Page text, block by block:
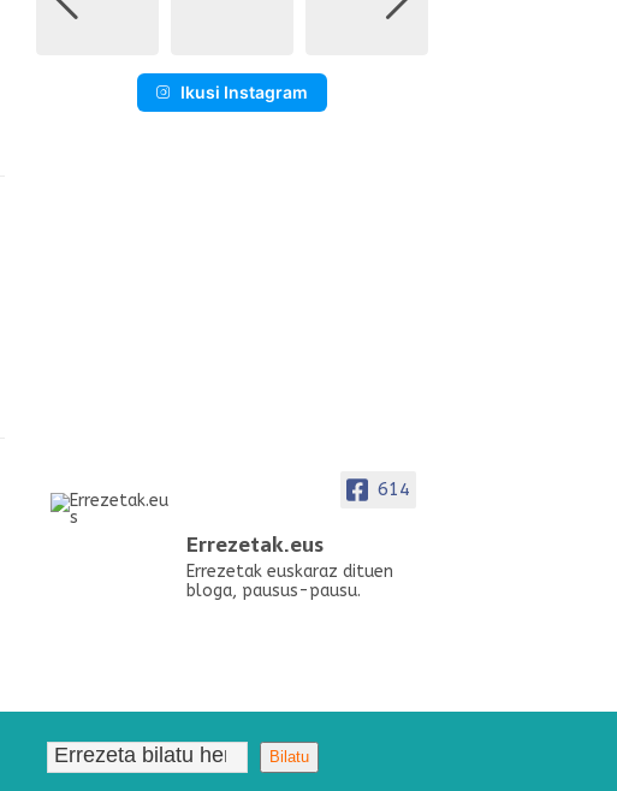
Ikusi Instagram
614
Errezetak.eus
Errezetak euskaraz dituen
bloga, pausus-pausu.
Bilatu